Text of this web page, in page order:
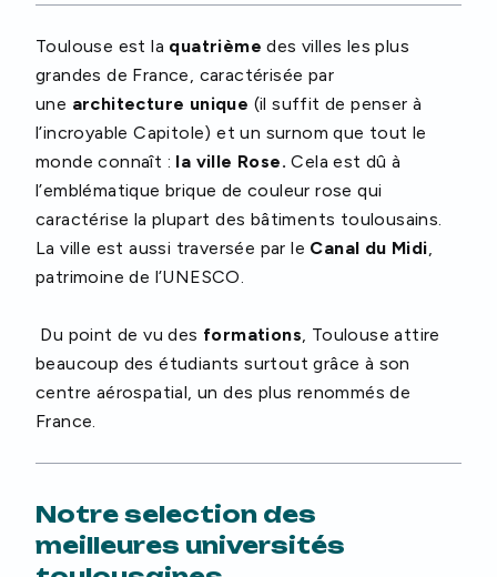
Toulouse est la quatrième des villes les plus
grandes de France, caractérisée par
une architecture unique (il suffit de penser à
l’incroyable Capitole) et un surnom que tout le
monde connaît : la ville Rose. Cela est dû à
l’emblématique brique de couleur rose qui
caractérise la plupart des bâtiments toulousains.
La ville est aussi traversée par le Canal du Midi,
patrimoine de l’UNESCO.
Du point de vu des formations, Toulouse attire
beaucoup des étudiants surtout grâce à son
centre aérospatial, un des plus renommés de
France.
Notre selection des
meilleures universités